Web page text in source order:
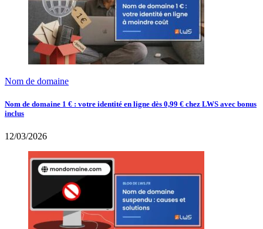
Nom de domaine
Nom de domaine 1 € : votre identité en ligne dès 0,99 € chez LWS avec bonus
inclus
12/03/2026